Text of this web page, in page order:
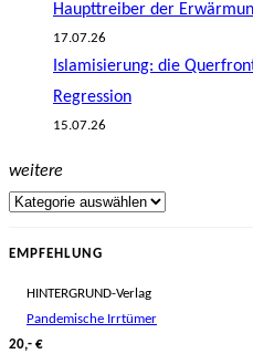
Haupttreiber der
17.07.26
Islamisierung: die
Regression
15.07.26
weitere
EMPFEHLUNG
HINTERGRUND-Verlag
Pandemische Irrtümer
20,- €